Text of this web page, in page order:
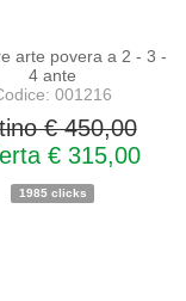
arte povera a 2 - 3 -
4 ante
001216
€ 450,00
€ 315,00
1985 clicks